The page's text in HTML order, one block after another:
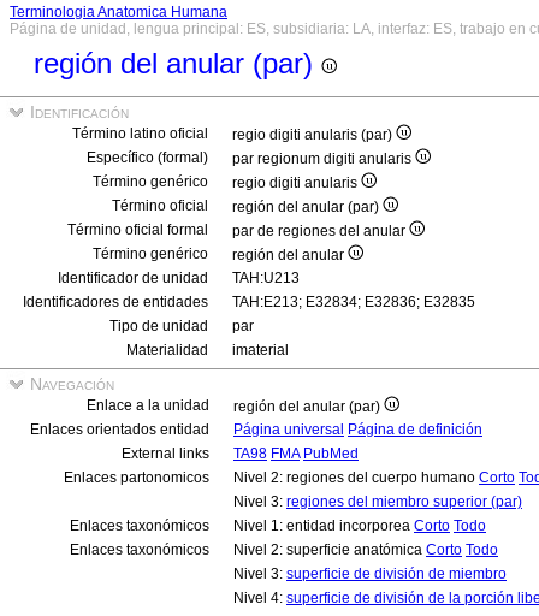
Terminologia Anatomica Humana
Página de unidad, lengua principal: ES, subsidiaria: LA, interfaz: ES, trabajo en
región del anular (par)
Identificación
Término latino oficial
regio digiti anularis (par)
Específico (formal)
par regionum digiti anularis
Término genérico
regio digiti anularis
Término oficial
región del anular (par)
Término oficial formal
par de regiones del anular
Término genérico
región del anular
Identificador de unidad
TAH:U213
Identificadores de entidades
TAH:E213; E32834; E32836; E32835
Tipo de unidad
par
Materialidad
imaterial
Navegación
Enlace a la unidad
región del anular (par)
Enlaces orientados entidad
Página universal Página de definición
External links
TA98 FMA PubMed
Enlaces partonomicos
Nivel 2: regiones del cuerpo humano Corto
Nivel 3: regiones del miembro superior (par)
Enlaces taxonómicos
Nivel 1: entidad incorporea Corto Todo
Enlaces taxonómicos
Nivel 2: superficie anatómica Corto Todo
Nivel 3: superficie de división de miembro
Nivel 4: superficie de división de la porción